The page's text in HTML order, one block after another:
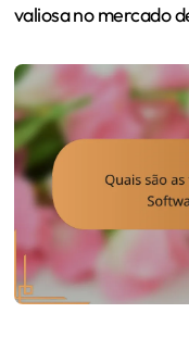
valiosa no mercado